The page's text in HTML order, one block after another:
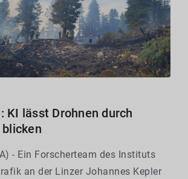
KI lässt Drohnen durch
- Ein Forscherteam des Instituts
an der Linzer Johannes Kepler